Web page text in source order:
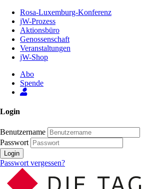
Inhalt
Seite
Rosa-Luxemburg-Konferenz
jW-Prozess
Aktionsbüro
Genossenschaft
Veranstaltungen
jW-Shop
Abo
Spende
Login
Benutzername
Passwort
Login
Passwort vergessen?